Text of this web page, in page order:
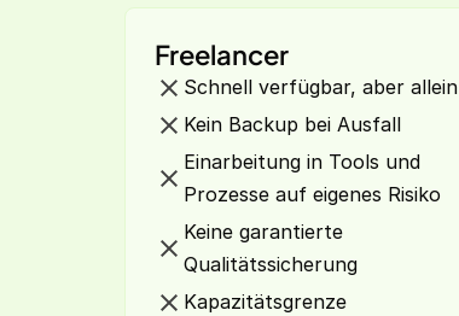
Freelancer
Schnell verfügbar, aber allein
Kein Backup bei Ausfall
Einarbeitung in Tools und
Prozesse auf eigenes Risiko
Keine garantierte
Qualitätssicherung
Kapazitätsgrenze